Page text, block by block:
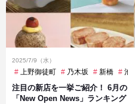
2025/7/9（水）
上野御徒町 乃木坂 新橋 池袋
注目の新店を一挙ご紹介！ 6月の
「New Open News」ランキング